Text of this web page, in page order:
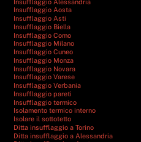
Insufflaggio Alessandria
Insufflaggio Aosta
Insufflaggio Asti
Insufflaggio Biella
Insufflaggio Como
Insufflaggio Milano
Insufflaggio Cuneo
Insufflaggio Monza
Insufflaggio Novara
Insufflaggio Varese
Insufflaggio Verbania
Insufflaggio pareti
Insufflaggio termico
Isolamento termico interno
Isolare il sottotetto
Ditta insufflaggio a Torino
Ditta insufflaggio a Alessandria